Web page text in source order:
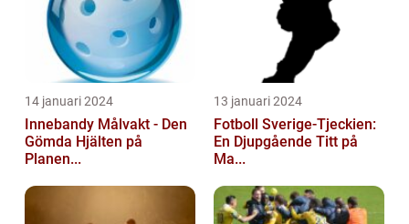
14 januari 2024
Innebandy Målvakt - Den
Gömda Hjälten på
Planen...
13 januari 2024
Fotboll Sverige-Tjeckien:
En Djupgående Titt på
Ma...